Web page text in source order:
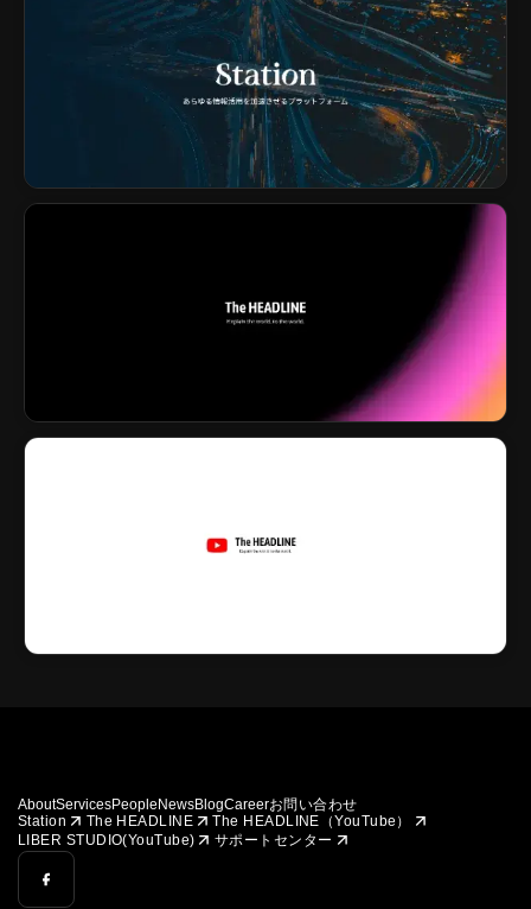
AboutServicesPeople NewsBlogCareerお問い合わせ
Stationarrow_forwardThe HEADLINEarrow_forwardThe HEADLINE（YouTube） arrow_forward
LIBER STUDIO(YouTube)arrow_forwardサポートセンターarrow_forward